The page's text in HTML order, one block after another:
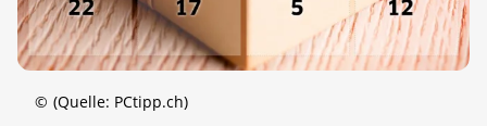
© (Quelle: PCtipp.ch)